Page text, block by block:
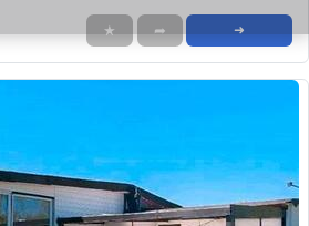
★ ➦ ➜